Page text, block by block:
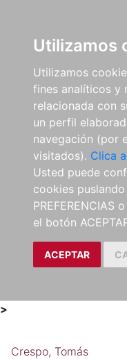
Utilizamos
Utilizamos
fines analíticos y
relacionada con
un perfil
navegación (por
visitados). Clica
Usted puede
cookies
PREFERENCIAS
el botón
ACEPTAR
>
Crespo, Tomás